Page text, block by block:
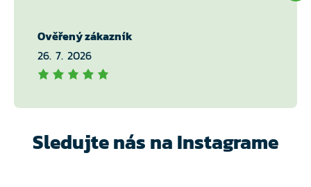
Ověřený zákazník
26. 7. 2026
Sledujte nás na Instagrame